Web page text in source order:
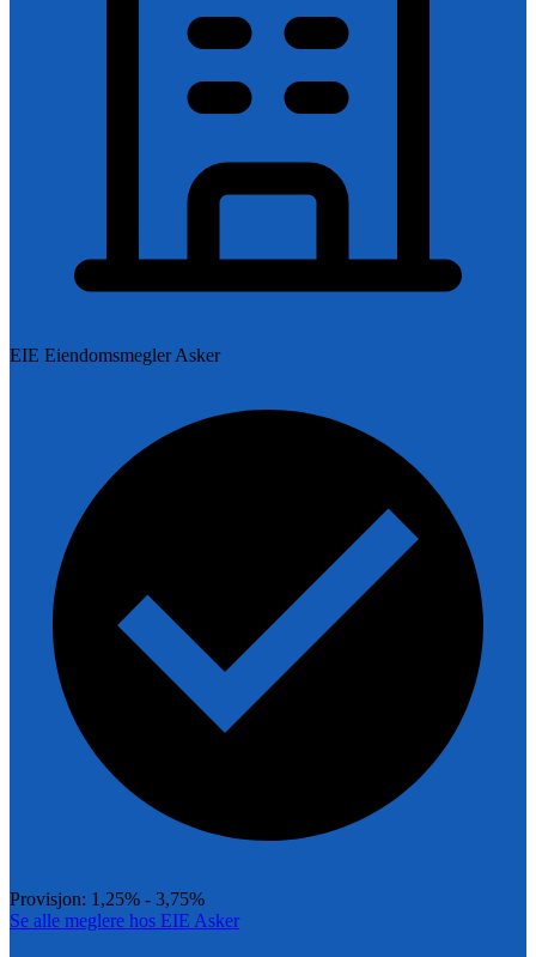
EIE Eiendomsmegler Asker
Provisjon: 1,25% - 3,75%
Se alle meglere hos EIE Asker